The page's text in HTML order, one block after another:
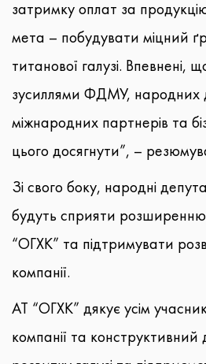
затримку оплат за
мета – побудувати міцний
титанової галузі. Впевнені,
зусиллями ФДМУ, народних
міжнародних партнерів та
цього досягнути”, –
Зі свого боку, народні
будуть сприяти
“ОГХК” та підтримувати
компанії.
АТ “ОГХК” дякує усім
компанії та конструктивний